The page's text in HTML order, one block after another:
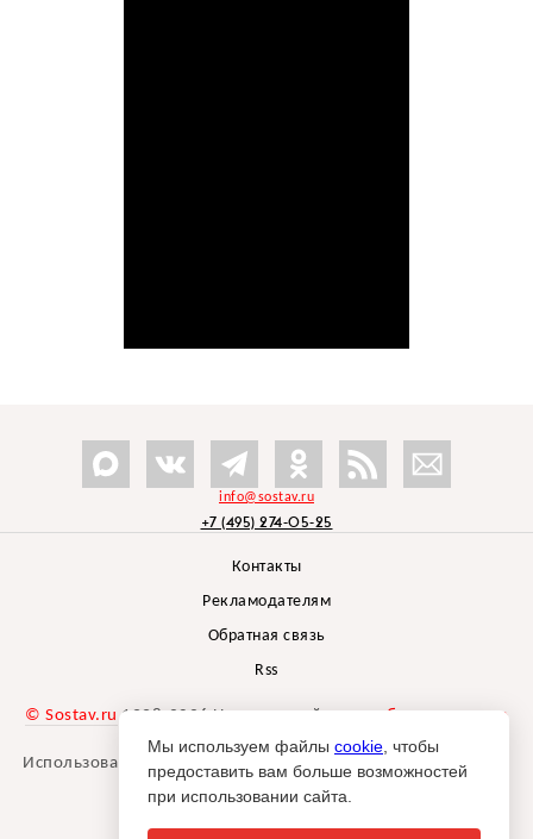
info@sostav.ru
+7 (495) 274-05-25
Контакты
Рекламодателям
Обратная связь
Rss
© Sostav.ru 1998-2026 Независимый проектбрендингового
агентства Depot
Использование материалов Sostav.ru допустимо только при
указании источника.
Мы используем файлы cookie , чтобы
предоставить вам больше возможностей
при использовании сайта.